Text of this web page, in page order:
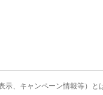
、キャンペーン情報等）と